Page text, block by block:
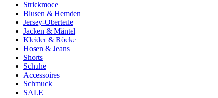
Strickmode
Blusen & Hemden
Jersey-Oberteile
Jacken & Mäntel
Kleider & Röcke
Hosen & Jeans
Shorts
Schuhe
Accessoires
Schmuck
SALE